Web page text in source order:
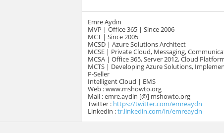
Emre Aydın
MVP | Office 365 | Since 2006
MCT | Since 2005
MCSD | Azure Solutions Architect
MCSE | Private Cloud, Messaging,
MCSA | Office 365, Server 2012, Cloud
MCTS | Developing Azure Solutions,
P-Seller
Intelligent Cloud | EMS
Web : www.mshowto.org
Mail : emre.aydin [@] mshowto.org
Twitter : https://twitter.com/emreaydn
Linkedin :tr.linkedin.com/in/emreaydn